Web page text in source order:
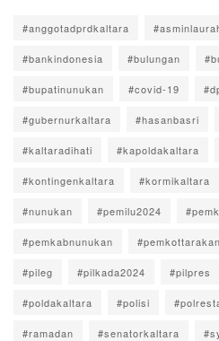
#anggotadprdkaltara
#bankindonesia #bulungan
#bupatinunukan #covid-19
#gubernurkaltara #hasanbasri
#kaltaradihati #kapoldakaltara
#kontingenkaltara #kormikaltara
#nunukan #pemilu2024
#pemkabnunukan #pemkottarakan
#pileg #pilkada2024 #pilpres
#poldakaltara #polisi
#ramadan #senatorkaltara